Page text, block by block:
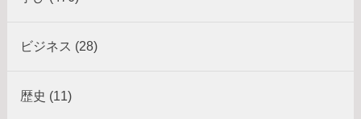
ビジネス (28)
歴史 (11)